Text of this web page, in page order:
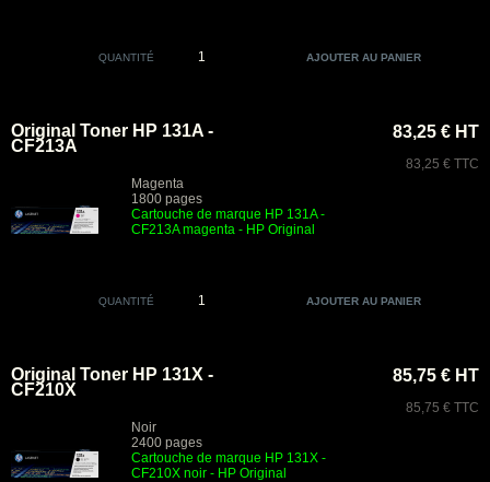
QUANTITÉ
Original Toner HP 131A -
CF213A
Magenta
1800 pages
Cartouche de marque HP 131A -
CF213A magenta - HP Original
83,25 € HT
83,25 € TTC
QUANTITÉ
Original Toner HP 131X -
CF210X
Noir
2400 pages
Cartouche de marque HP 131X -
CF210X noir - HP Original
85,75 € HT
85,75 € TTC